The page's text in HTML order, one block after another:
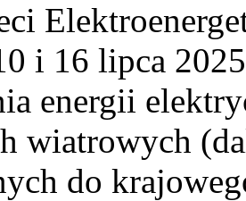
i 16 lipca
energii
wiatrowych
do